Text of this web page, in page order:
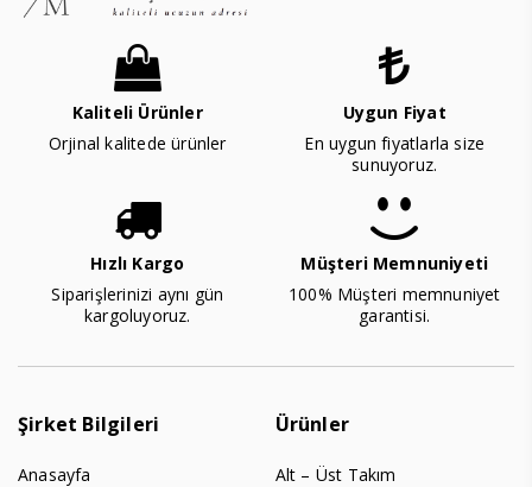
Kaliteli Ürünler
Orjinal kalitede ürünler
Uygun Fiyat
En uygun fiyatlarla size
sunuyoruz.
Hızlı Kargo
Siparişlerinizi aynı gün
kargoluyoruz.
Müşteri Memnuniyeti
100% Müşteri memnuniyet
garantisi.
Şirket Bilgileri
Anasayfa
Ürünler
Alt – Üst Takım